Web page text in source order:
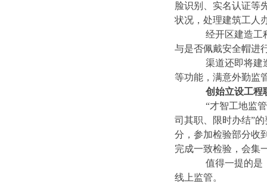
脸识别、实名认证等
状况，处理建筑工人
经开区建造工程
与是否佩戴安全帽进
渠道还即将建造
等功能，满意外勤监
创始立设工程
“才智工地监管
司其职、限时办结”
分，参加检验部分收
完成一致检验，会集
值得一提的是，
线上监管。